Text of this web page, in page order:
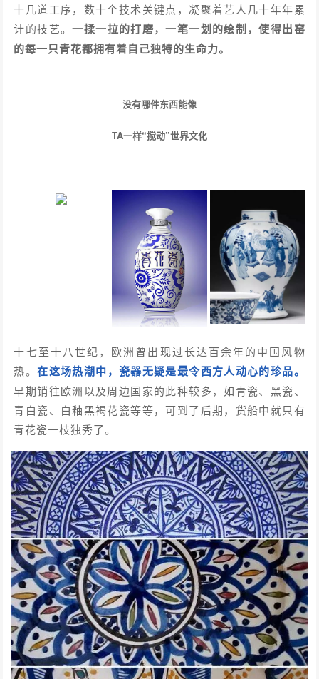
十几道工序，数十个技术关键点，凝聚着艺人几十年年累
计的技艺。一揉一拉的打磨，一笔一划的绘制，使得出窑
的每一只青花都拥有着自己独特的生命力。
没有哪件东西能像
TA一样“搅动”世界文化
十七至十八世纪，欧洲曾出现过长达百余年的中国风物
热。在这场热潮中，瓷器无疑是最令西方人动心的珍品。
早期销往欧洲以及周边国家的此种较多，如青瓷、黑瓷、
青白瓷、白釉黑褐花瓷等等，可到了后期，货船中就只有
青花瓷一枝独秀了。